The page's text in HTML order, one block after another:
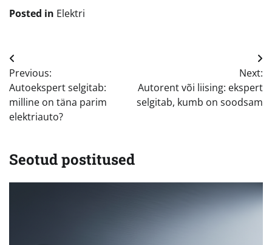
Posted in Elektri
Navigeerimine
Previous:
Autoekspert selgitab:
milline on täna parim
elektriauto?
Next:
Autorent või liising: ekspert
selgitab, kumb on soodsam
Seotud postitused